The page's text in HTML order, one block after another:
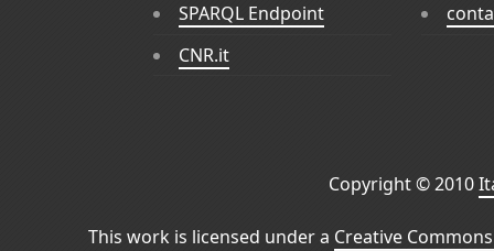
SPARQL Endpoint
CNR.it
Copyright © 2010
This work is licensed under a Creative